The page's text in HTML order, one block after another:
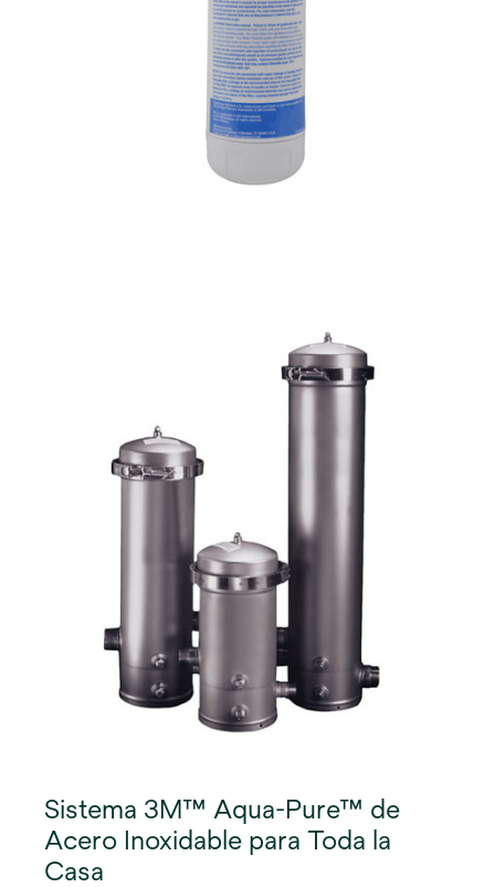
Sistema 3M™ Aqua-Pure™ de
Acero Inoxidable para Toda la
Casa